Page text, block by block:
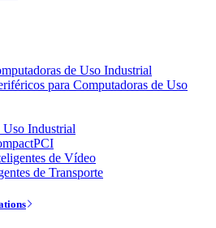
de Uso Industrial
para Computadoras de Uso
Uso Industrial
de Vídeo
de Transporte